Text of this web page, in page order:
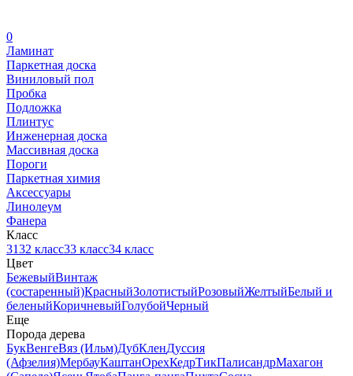
0
Ламинат
Паркетная доска
Виниловый пол
Пробка
Подложка
Плинтус
Инженерная доска
Массивная доска
Пороги
Паркетная химия
Аксессуары
Линолеум
Фанера
Класс
3132 класс33 класс34 класс
Цвет
БежевыйВинтаж
(состаренный)КрасныйЗолотистыйРозовыйЖелтыйБелый и
беленыйКоричневыйГолубойЧерный
Еще
Порода дерева
БукВенгеВяз (Ильм)ДубКленДуссия
(Афзелия)МербауКаштанОрехКедрТикПалисандрМахагон